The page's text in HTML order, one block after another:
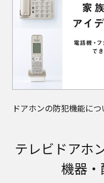
ドアホンの防犯機能に
テレビドアホ
機器・